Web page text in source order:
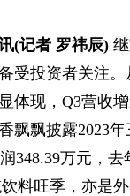
(记者 罗祎辰)
受投资者关注
体现，Q3营收增
飘飘披露2023
348.39万元，去
料旺季，亦是